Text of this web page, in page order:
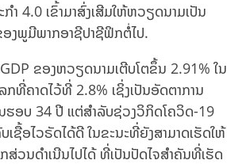
ຳ 4.0 ເຂົ້າມາສົ່ງເສີມໃຫ້ຫວຽດນາມເປັນ
ງພູມີພາກອາຊີປາຊີຟິກຕໍ່ໄປ.
ຂອງຫວຽດນາມເຕີບໂຕຂຶ້ນ 2.91% ໃນ
ທີ່ຄາດໄວ້ທີ່ 2.8% ເຊິ່ງເປັນອັດຕາການ
ຮອບ 34 ປີ ແຕ່ສຳລັບຊ່ວງວິກິດໂຄວິດ-19
ຊື້ອໄວຣັດໄດ້ດີ ໃນຂະນະທີ່ຍັງສາມາດເຮັດໃຫ້
ສ່ວນດຳເນີນໄປໄດ້ ທີ່ເປັນປັດໄຈສຳຄັນທີ່ເຮັດ